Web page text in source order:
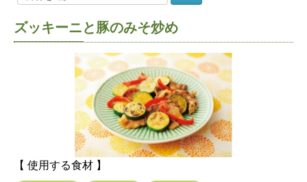
ズッキーニと豚のみそ炒め
【 使用する食材 】